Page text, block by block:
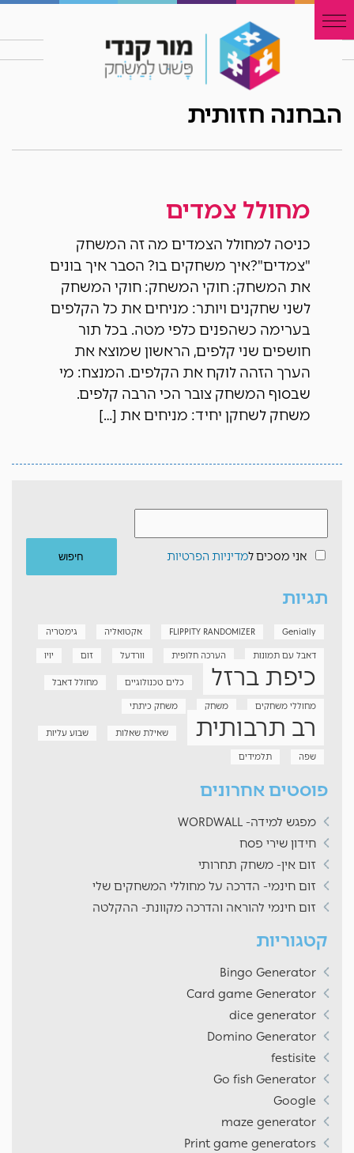
הבחנה חזותית
מחולל צמדים
כניסה למחולל הצמדים מה זה המשחק
"צמדים"?איך משחקים בו? הסבר איך בונים
את המשחק: חוקי המשחק: חוקי המשחק
לשני שחקנים ויותר: מניחים את כל הקלפים
בערימה כשהפנים כלפי מטה. בכל תור
חושפים שני קלפים, הראשון שמוצא את
הערך הזהה לוקח את הקלפים. המנצח: מי
שבסוף המשחק צובר הכי הרבה קלפים.
משחק לשחקן יחיד: מניחים את […]
אני מסכים למדיניות הפרטיות
תגיות
FLIPPITY RANDOMIZER Genially אקטואליה
גימטריה
דאבל עם תמונות
הערכה חלופית וורדעל זום יויו
כיפת ברזל כלים טכנולוגיים
מחולל דאבל
מחוללי משחקים
משחק משחק כיתתי
רב תרבותית שאילת שאלות
שבוע עליות
שפה
תלמידים
פוסטים אחרונים
מפגש למידה- WORDWALL
חידון שירי פסח
זום אין- משחק תחרותי
זום חינמי- הדרכה על מחוללי המשחקים שלי
זום חינמי להוראה והדרכה מקוונת- ההקלטה
קטגוריות
Bingo Generator
Card game Generator
dice generator
Domino Generator
festisite
Go fish Generator
Google
maze generator
Print game generators